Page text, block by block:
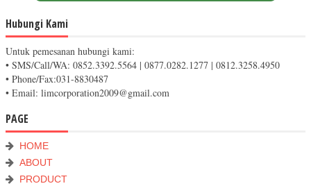
Hubungi Kami
Untuk pemesanan hubungi kami:
• SMS/Call/WA: 0852.3392.5564 | 0877.0282.1277 | 0812.3258.4950
• Phone/Fax:031-8830487
• Email: limcorporation2009@gmail.com
PAGE
HOME
ABOUT
PRODUCT